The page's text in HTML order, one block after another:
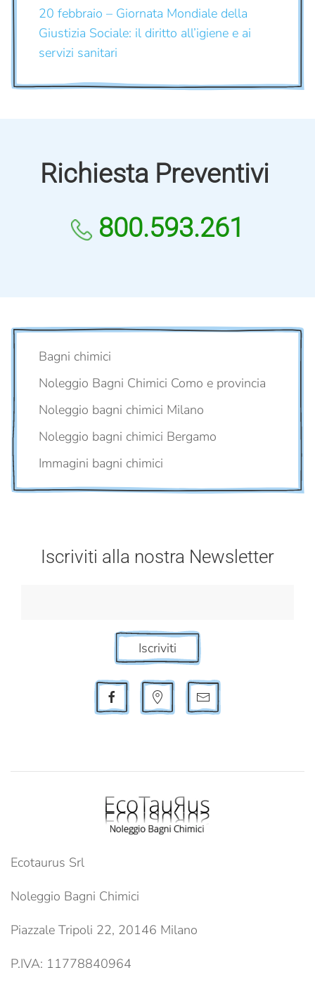
20 febbraio – Giornata Mondiale della
Giustizia Sociale: il diritto all’igiene e ai
servizi sanitari
Richiesta Preventivi
800.593.261
Bagni chimici
Noleggio Bagni Chimici Como e provincia
Noleggio bagni chimici Milano
Noleggio bagni chimici Bergamo
Immagini bagni chimici
Iscriviti alla nostra Newsletter
Iscriviti
Ecotaurus Srl
Noleggio Bagni Chimici
Piazzale Tripoli 22, 20146 Milano
P.IVA: 11778840964